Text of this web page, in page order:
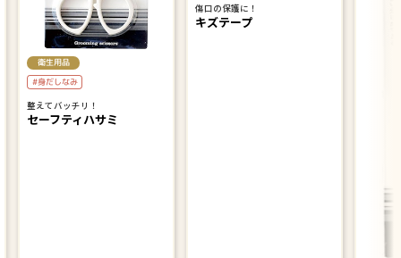
衛生用品
#身だしなみ
整えてバッチリ！
セーフティハサミ
傷口の保護に！
キズテープ